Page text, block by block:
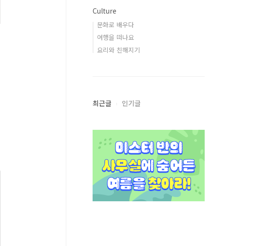
Culture
문화로 배우다
여행을 떠나요
요리와 친해지기
최근글 인기글